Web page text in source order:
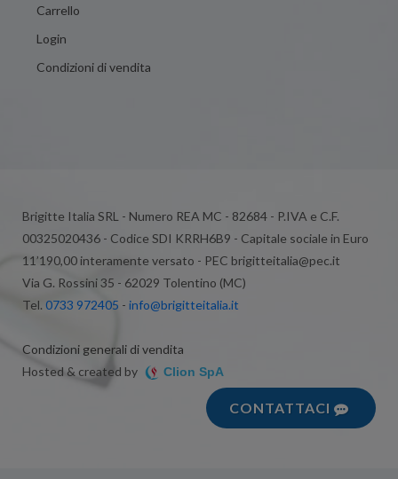
Carrello
Login
Condizioni di vendita
Brigitte Italia SRL - Numero REA MC - 82684 - P.IVA e C.F.
00325020436 - Codice SDI KRRH6B9 - Capitale sociale in Euro
11’190,00 interamente versato - PEC brigitteitalia@pec.it
Via G. Rossini 35 - 62029 Tolentino (MC)
Tel. 0733 972405 - info@brigitteitalia.it
Condizioni generali di vendita
Hosted & created by
Clion SpA
CONTATTACI